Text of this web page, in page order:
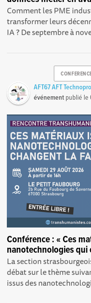
Comment les PME
transformer leurs
IA ? De septembre à
AFT67 AFT
événement publié le
Conférence : « Ces
nanotechnologies qui
La section
débat sur le thème
issus des